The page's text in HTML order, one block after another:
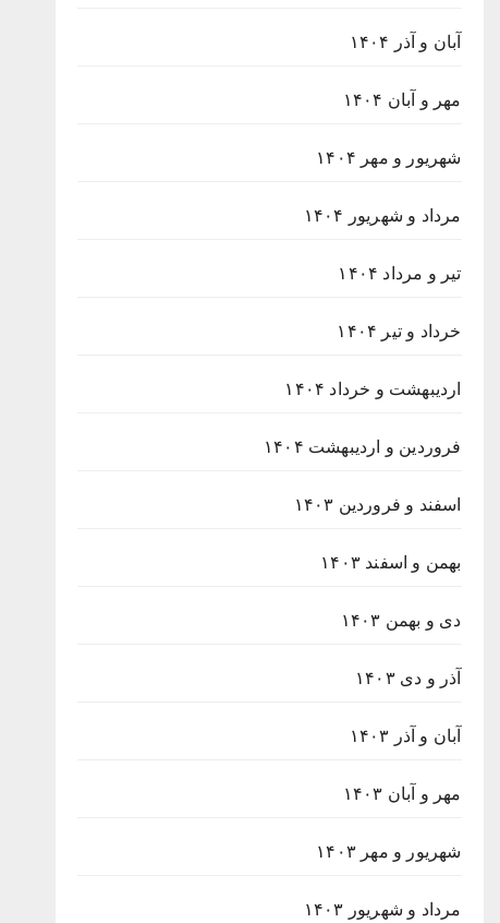
آبان و آذر ۱۴۰۴
مهر و آبان ۱۴۰۴
شهریور و مهر ۱۴۰۴
مرداد و شهریور ۱۴۰۴
تیر و مرداد ۱۴۰۴
خرداد و تیر ۱۴۰۴
اردیبهشت و خرداد ۱۴۰۴
فروردین و اردیبهشت ۱۴۰۴
اسفند و فروردین ۱۴۰۳
بهمن و اسفند ۱۴۰۳
دی و بهمن ۱۴۰۳
آذر و دی ۱۴۰۳
آبان و آذر ۱۴۰۳
مهر و آبان ۱۴۰۳
شهریور و مهر ۱۴۰۳
مرداد و شهریور ۱۴۰۳